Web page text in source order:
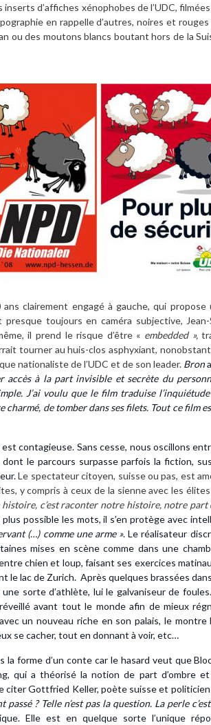
d’affiches xénophobes de l’UDC,
en rappelle d’autres, noires et rouges
ou des moutons blancs boutant hors de la
clairement engagé à gauche, qui
toujours en caméra subjective,
il prend le risque d’être « embedded »,
tourner au huis-clos asphyxiant,
nationaliste de l’UDC et de son leader. Bron
accès à la part invisible et secrète du
J’ai voulu que le film traduise
charmé, de tomber dans ses filets. Tout ce film
contagieuse. Sans cesse, nous oscillons
le parcours surpasse parfois la fiction,
Le spectateur citoyen, suisse ou pas, est
y compris à ceux de la sienne avec les
c’est raconter notre histoire, notre part
possible les mots, il s’en protège avec
(…) comme une arme ». Le réalisateur
mises en scène comme dans une
chien et loup, faisant ses exercices
le lac de Zurich. Après quelques brassées
sorte d’athlète, lui le galvaniseur de
avant tout le monde afin de mieux
un nouveau riche en son palais, le
se cacher, tout en donnant à voir, etc…
la forme d’un conte car le hasard veut que
qui a théorisé la notion de part d’ombre
citer Gottfried Keller, poète suisse et
passé ? Telle n’est pas la question. La perle
Elle est en quelque sorte l’unique